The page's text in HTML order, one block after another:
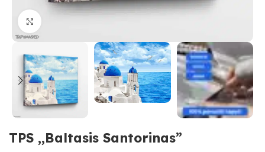
TPS ,,Baltasis Santorinas”